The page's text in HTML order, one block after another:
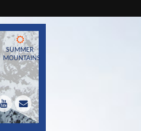
SUMMER
MOUNTAINS